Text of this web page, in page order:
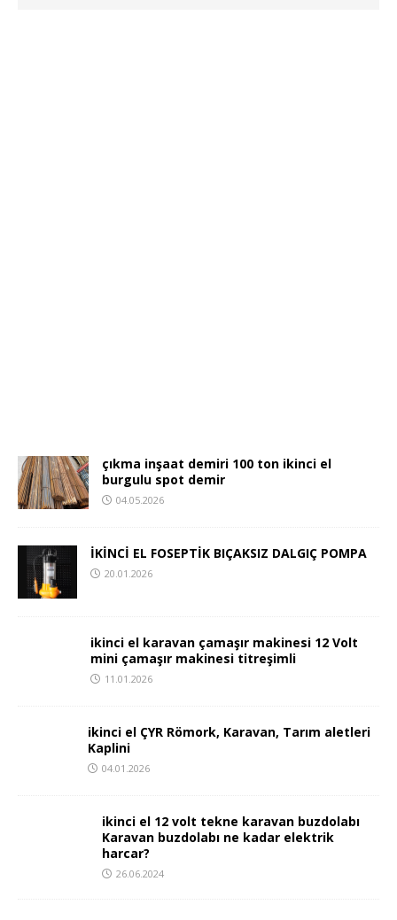
çıkma inşaat demiri 100 ton ikinci el
burgulu spot demir
04.05.2026
İKİNCİ EL FOSEPTİK BIÇAKSIZ DALGIÇ POMPA
20.01.2026
ikinci el karavan çamaşır makinesi 12 Volt
mini çamaşır makinesi titreşimli
11.01.2026
ikinci el ÇYR Römork, Karavan, Tarım aletleri
Kaplini
04.01.2026
ikinci el 12 volt tekne karavan buzdolabı
Karavan buzdolabı ne kadar elektrik
harcar?
26.06.2024